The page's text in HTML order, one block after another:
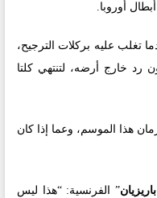
أوروبا.
بليفربول من دور الـ16، بعدما تغلب عليه بركلات الترجيح،
خارج أرضه، لتنتهي كلتا
هذا الموسم، وعما إذا كان
” الفرنسية: “هذا ليس